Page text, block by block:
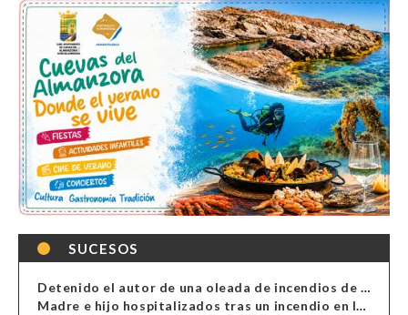
SUCESOS
Detenido el autor de una oleada de incendios de contenedores en Almería
Madre e hijo hospitalizados tras un incendio en la cocina de una vivienda en Almería